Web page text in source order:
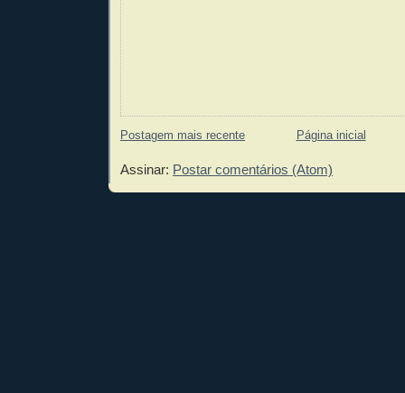
Postagem mais recente Página inicial
Assinar: Postar comentários (Atom)